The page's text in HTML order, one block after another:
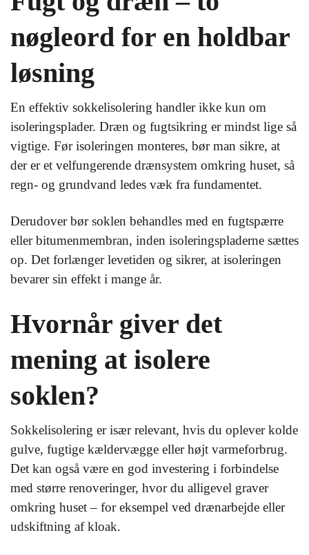
nøgleord for en holdbar
løsning
En effektiv sokkelisolering handler ikke kun om
isoleringsplader. Dræn og fugtsikring er mindst lige så
vigtige. Før isoleringen monteres, bør man sikre, at
der er et velfungerende drænsystem omkring huset, så
regn- og grundvand ledes væk fra fundamentet.
Derudover bør soklen behandles med en fugtspærre
eller bitumenmembran, inden isoleringspladerne sættes
op. Det forlænger levetiden og sikrer, at isoleringen
bevarer sin effekt i mange år.
Hvornår giver det
mening at isolere
soklen?
Sokkelisolering er især relevant, hvis du oplever kolde
gulve, fugtige kældervægge eller højt varmeforbrug.
Det kan også være en god investering i forbindelse
med større renoveringer, hvor du alligevel graver
omkring huset – for eksempel ved drænarbejde eller
udskiftning af kloak.